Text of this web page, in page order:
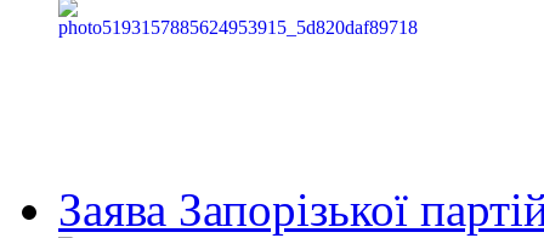
Заява Запорізької